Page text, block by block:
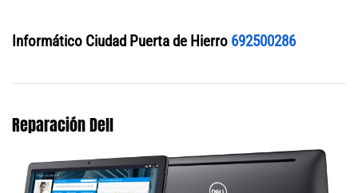
Informático Ciudad Puerta de Hierro 692500286
Reparación Dell